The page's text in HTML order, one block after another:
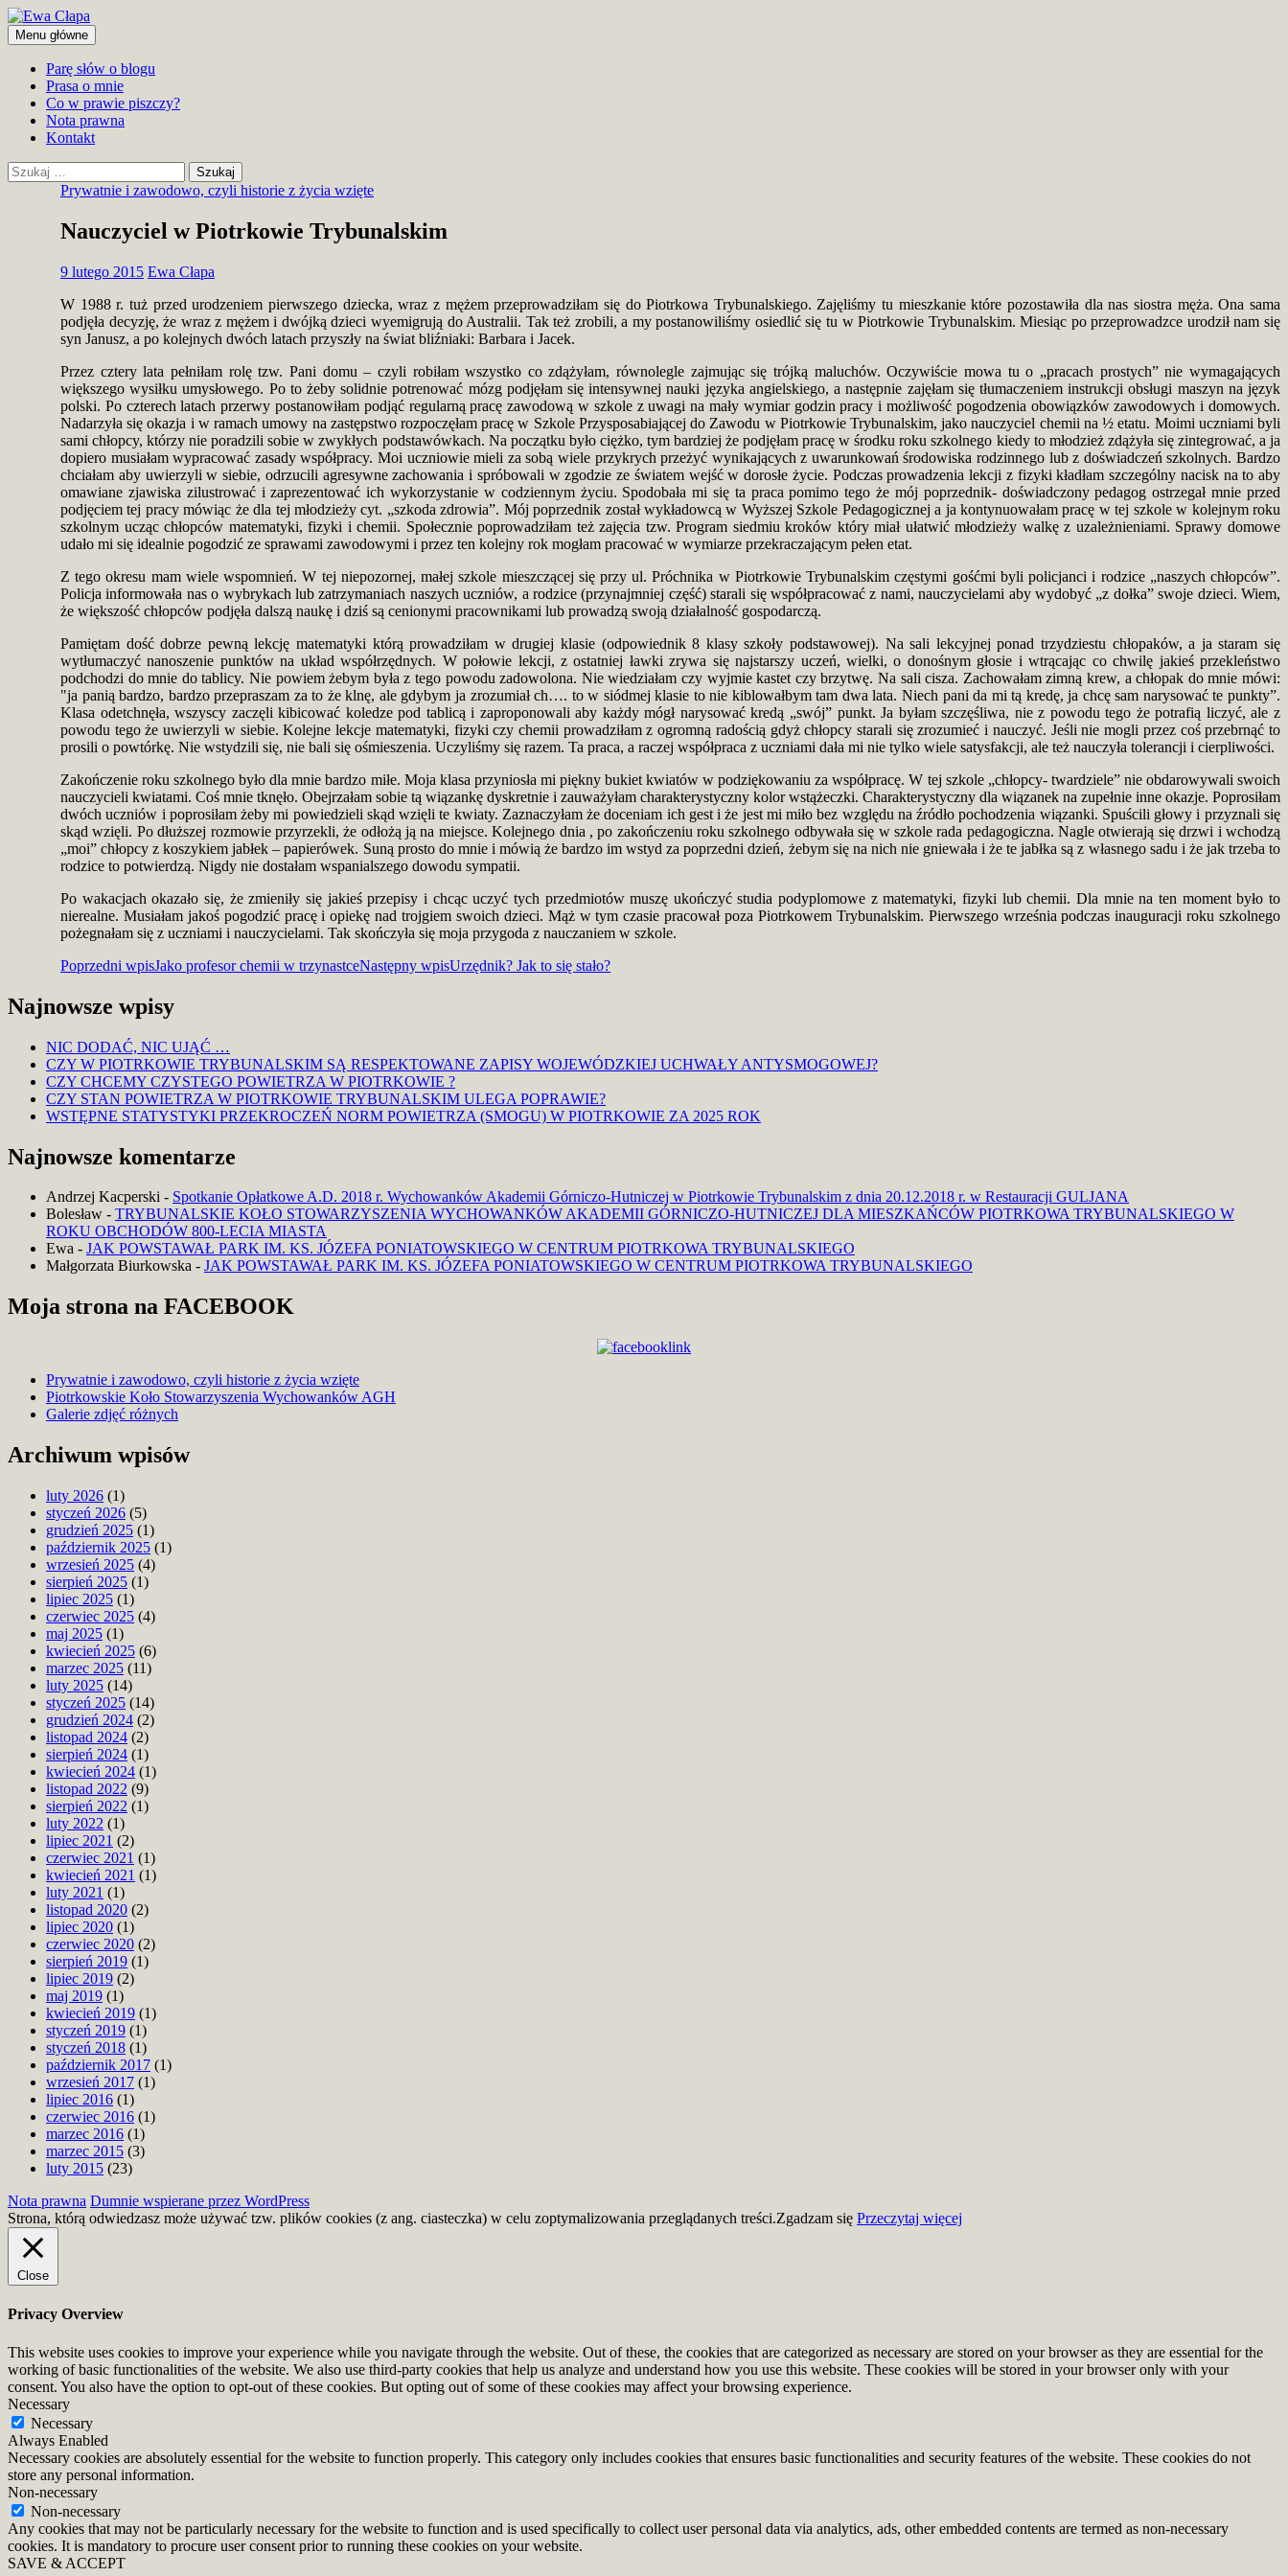
Przejdź
do
treściEwa Cłapa
Szukaj
Menu główne
Parę słów o blogu
Prasa o mnie
Co w prawie piszczy?
Nota prawna
Kontakt
Szukaj:
Prywatnie i zawodowo, czyli historie z życia wzięte
Nauczyciel w Piotrkowie Trybunalskim
9 lutego 2015 Ewa Cłapa
W 1988 r. tuż przed urodzeniem pierwszego dziecka, wraz z mężem przeprowadziłam się do Piotrkowa Trybunalskiego. Zajęliśmy tu mieszkanie które pozostawiła dla nas siostra męża. Ona sama
podjęła decyzję, że wraz z mężem i dwójką dzieci wyemigrują do Australii. Tak też zrobili, a my postanowiliśmy osiedlić się tu w Piotrkowie Trybunalskim. Miesiąc po przeprowadzce urodził nam się
syn Janusz, a po kolejnych dwóch latach przyszły na świat bliźniaki: Barbara i Jacek.
Przez cztery lata pełniłam rolę tzw. Pani domu – czyli robiłam wszystko co zdążyłam, równolegle zajmując się trójką maluchów. Oczywiście mowa tu o „pracach prostych” nie wymagających
większego wysiłku umysłowego. Po to żeby solidnie potrenować mózg podjęłam się intensywnej nauki języka angielskiego, a następnie zajęłam się tłumaczeniem instrukcji obsługi maszyn na język
polski. Po czterech latach przerwy postanowiłam podjąć regularną pracę zawodową w szkole z uwagi na mały wymiar godzin pracy i możliwość pogodzenia obowiązków zawodowych i domowych.
Nadarzyła się okazja i w ramach umowy na zastępstwo rozpoczęłam pracę w Szkole Przysposabiającej do Zawodu w Piotrkowie Trybunalskim, jako nauczyciel chemii na ½ etatu. Moimi uczniami byli
sami chłopcy, którzy nie poradzili sobie w zwykłych podstawówkach. Na początku było ciężko, tym bardziej że podjęłam pracę w środku roku szkolnego kiedy to młodzież zdążyła się zintegrować, a ja
dopiero musiałam wypracować zasady współpracy. Moi uczniowie mieli za sobą wiele przykrych przeżyć wynikających z uwarunkowań środowiska rodzinnego lub z doświadczeń szkolnych. Bardzo
chciałam aby uwierzyli w siebie, odrzucili agresywne zachowania i spróbowali w zgodzie ze światem wejść w dorosłe życie. Podczas prowadzenia lekcji z fizyki kładłam szczególny nacisk na to aby
omawiane zjawiska zilustrować i zaprezentować ich wykorzystanie w codziennym życiu. Spodobała mi się ta praca pomimo tego że mój poprzednik- doświadczony pedagog ostrzegał mnie przed
podjęciem tej pracy mówiąc że dla tej młodzieży cyt. „szkoda zdrowia”. Mój poprzednik został wykładowcą w Wyższej Szkole Pedagogicznej a ja kontynuowałam pracę w tej szkole w kolejnym roku
szkolnym ucząc chłopców matematyki, fizyki i chemii. Społecznie poprowadziłam też zajęcia tzw. Program siedmiu kroków który miał ułatwić młodzieży walkę z uzależnieniami. Sprawy domowe
udało mi się idealnie pogodzić ze sprawami zawodowymi i przez ten kolejny rok mogłam pracować w wymiarze przekraczającym pełen etat.
Z tego okresu mam wiele wspomnień. W tej niepozornej, małej szkole mieszczącej się przy ul. Próchnika w Piotrkowie Trybunalskim częstymi gośćmi byli policjanci i rodzice „naszych chłopców”.
Policja informowała nas o wybrykach lub zatrzymaniach naszych uczniów, a rodzice (przynajmniej część) starali się współpracować z nami, nauczycielami aby wydobyć „z dołka” swoje dzieci. Wiem,
że większość chłopców podjęła dalszą naukę i dziś są cenionymi pracownikami lub prowadzą swoją działalność gospodarczą.
Pamiętam dość dobrze pewną lekcję matematyki którą prowadziłam w drugiej klasie (odpowiednik 8 klasy szkoły podstawowej). Na sali lekcyjnej ponad trzydziestu chłopaków, a ja staram się
wytłumaczyć nanoszenie punktów na układ współrzędnych. W połowie lekcji, z ostatniej ławki zrywa się najstarszy uczeń, wielki, o donośnym głosie i wtrącając co chwilę jakieś przekleństwo
podchodzi do mnie do tablicy. Nie powiem żebym była z tego powodu zadowolona. Nie wiedziałam czy wyjmie kastet czy brzytwę. Na sali cisza. Zachowałam zimną krew, a chłopak do mnie mówi:
"ja panią bardzo, bardzo przepraszam za to że klnę, ale gdybym ja zrozumiał ch…. to w siódmej klasie to nie kiblowałbym tam dwa lata. Niech pani da mi tą kredę, ja chcę sam narysować te punkty”.
Klasa odetchnęła, wszyscy zaczęli kibicować koledze pod tablicą i zaproponowali aby każdy mógł narysować kredą „swój” punkt. Ja byłam szczęśliwa, nie z powodu tego że potrafią liczyć, ale z
powodu tego że uwierzyli w siebie. Kolejne lekcje matematyki, fizyki czy chemii prowadziłam z ogromną radością gdyż chłopcy starali się zrozumieć i nauczyć. Jeśli nie mogli przez coś przebrnąć to
prosili o powtórkę. Nie wstydzili się, nie bali się ośmieszenia. Uczyliśmy się razem. Ta praca, a raczej współpraca z uczniami dała mi nie tylko wiele satysfakcji, ale też nauczyła tolerancji i cierpliwości.
Zakończenie roku szkolnego było dla mnie bardzo miłe. Moja klasa przyniosła mi piękny bukiet kwiatów w podziękowaniu za współpracę. W tej szkole „chłopcy- twardziele” nie obdarowywali swoich
nauczycieli kwiatami. Coś mnie tknęło. Obejrzałam sobie tą wiązankę dyskretnie i zauważyłam charakterystyczny kolor wstążeczki. Charakterystyczny dla wiązanek na zupełnie inne okazje. Poprosiłam
dwóch uczniów i poprosiłam żeby mi powiedzieli skąd wzięli te kwiaty. Zaznaczyłam że doceniam ich gest i że jest mi miło bez względu na źródło pochodzenia wiązanki. Spuścili głowy i przyznali się
skąd wzięli. Po dłuższej rozmowie przyrzekli, że odłożą ją na miejsce. Kolejnego dnia , po zakończeniu roku szkolnego odbywała się w szkole rada pedagogiczna. Nagle otwierają się drzwi i wchodzą
„moi” chłopcy z koszykiem jabłek – papierówek. Suną prosto do mnie i mówią że bardzo im wstyd za poprzedni dzień, żebym się na nich nie gniewała i że te jabłka są z własnego sadu i że jak trzeba to
rodzice to potwierdzą. Nigdy nie dostałam wspanialszego dowodu sympatii.
Po wakacjach okazało się, że zmieniły się jakieś przepisy i chcąc uczyć tych przedmiotów muszę ukończyć studia podyplomowe z matematyki, fizyki lub chemii. Dla mnie na ten moment było to
nierealne. Musiałam jakoś pogodzić pracę i opiekę nad trojgiem swoich dzieci. Mąż w tym czasie pracował poza Piotrkowem Trybunalskim. Pierwszego września podczas inauguracji roku szkolnego
pożegnałam się z uczniami i nauczycielami. Tak skończyła się moja przygoda z nauczaniem w szkole.
Nawigacja
Poprzedni wpisJako profesor chemii w trzynastceNastępny wpisUrzędnik? Jak to się stało?
Najnowsze wpisy
NIC DODAĆ, NIC UJĄĆ …
CZY W PIOTRKOWIE TRYBUNALSKIM SĄ RESPEKTOWANE ZAPISY WOJEWÓDZKIEJ UCHWAŁY ANTYSMOGOWEJ?
CZY CHCEMY CZYSTEGO POWIETRZA W PIOTRKOWIE ?
CZY STAN POWIETRZA W PIOTRKOWIE TRYBUNALSKIM ULEGA POPRAWIE?
WSTĘPNE STATYSTYKI PRZEKROCZEŃ NORM POWIETRZA (SMOGU) W PIOTRKOWIE ZA 2025 ROK
Najnowsze komentarze
Andrzej Kacperski - Spotkanie Opłatkowe A.D. 2018 r. Wychowanków Akademii Górniczo-Hutniczej w Piotrkowie Trybunalskim z dnia 20.12.2018 r. w Restauracji GULJANA
Bolesław - TRYBUNALSKIE KOŁO STOWARZYSZENIA WYCHOWANKÓW AKADEMII GÓRNICZO-HUTNICZEJ DLA MIESZKAŃCÓW PIOTRKOWA TRYBUNALSKIEGO W
ROKU OBCHODÓW 800-LECIA MIASTA
Ewa - JAK POWSTAWAŁ PARK IM. KS. JÓZEFA PONIATOWSKIEGO W CENTRUM PIOTRKOWA TRYBUNALSKIEGO
Małgorzata Biurkowska - JAK POWSTAWAŁ PARK IM. KS. JÓZEFA PONIATOWSKIEGO W CENTRUM PIOTRKOWA TRYBUNALSKIEGO
Moja strona na FACEBOOK
Blog
Prywatnie i zawodowo, czyli historie z życia wzięte
Piotrkowskie Koło Stowarzyszenia Wychowanków AGH
Galerie zdjęć różnych
Archiwum wpisów
luty 2026 (1)
styczeń 2026 (5)
grudzień 2025 (1)
październik 2025 (1)
wrzesień 2025 (4)
sierpień 2025 (1)
lipiec 2025 (1)
czerwiec 2025 (4)
maj 2025 (1)
kwiecień 2025 (6)
marzec 2025 (11)
luty 2025 (14)
styczeń 2025 (14)
grudzień 2024 (2)
listopad 2024 (2)
sierpień 2024 (1)
kwiecień 2024 (1)
listopad 2022 (9)
sierpień 2022 (1)
luty 2022 (1)
lipiec 2021 (2)
czerwiec 2021 (1)
kwiecień 2021 (1)
luty 2021 (1)
listopad 2020 (2)
lipiec 2020 (1)
czerwiec 2020 (2)
sierpień 2019 (1)
lipiec 2019 (2)
maj 2019 (1)
kwiecień 2019 (1)
styczeń 2019 (1)
styczeń 2018 (1)
październik 2017 (1)
wrzesień 2017 (1)
lipiec 2016 (1)
czerwiec 2016 (1)
marzec 2016 (1)
marzec 2015 (3)
luty 2015 (23)
Nota prawna Dumnie wspierane przez WordPress
Strona, którą odwiedzasz może używać tzw. plików cookies (z ang. ciasteczka) w celu zoptymalizowania przeglądanych treści.Zgadzam się Przeczytaj więcej
Close
Privacy Overview
This website uses cookies to improve your experience while you navigate through the website. Out of these, the cookies that are categorized as necessary are stored on your browser as they are essential for the
working of basic functionalities of the website. We also use third-party cookies that help us analyze and understand how you use this website. These cookies will be stored in your browser only with your
consent. You also have the option to opt-out of these cookies. But opting out of some of these cookies may affect your browsing experience.
Necessary
Necessary
Always Enabled
Necessary cookies are absolutely essential for the website to function properly. This category only includes cookies that ensures basic functionalities and security features of the website. These cookies do not
store any personal information.
Non-necessary
Non-necessary
Any cookies that may not be particularly necessary for the website to function and is used specifically to collect user personal data via analytics, ads, other embedded contents are termed as non-necessary
cookies. It is mandatory to procure user consent prior to running these cookies on your website.
SAVE & ACCEPT